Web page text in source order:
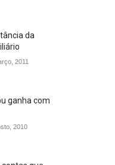
da
2011
ganha com
2010